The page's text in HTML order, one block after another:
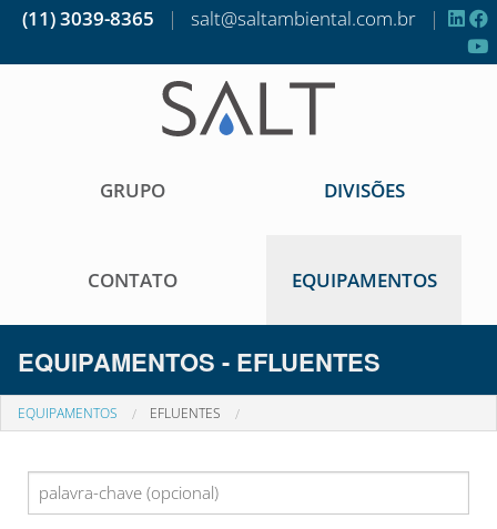
(11) 3039-8365 | salt@saltambiental.com.br |
GRUPO DIVISÕES
CONTATO EQUIPAMENTOS
EQUIPAMENTOS - EFLUENTES
EQUIPAMENTOS EFLUENTES